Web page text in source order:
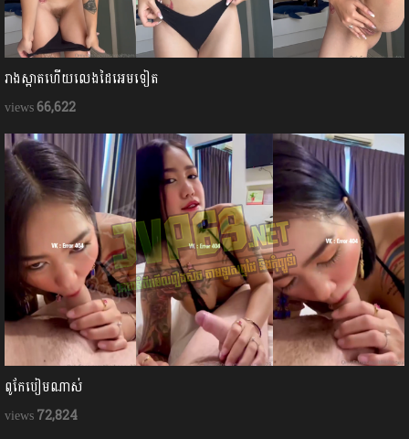
រាងស្អាតហើយលេងដៃអេមទៀត
66,622
ពូកែបៀមណាស់
72,824